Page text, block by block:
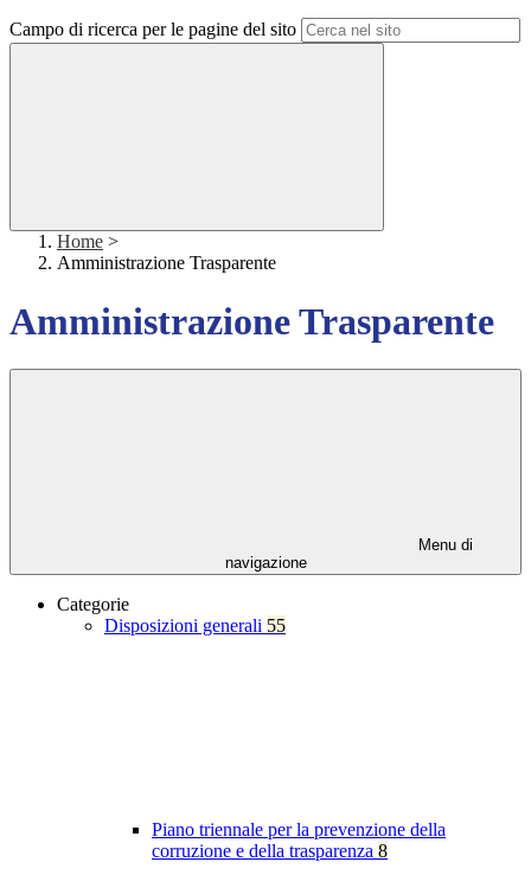
Campo di ricerca per le pagine del sito
Home >
Amministrazione Trasparente
Amministrazione Trasparente
Menu di
navigazione
Categorie
Disposizioni generali 55
Piano triennale per la prevenzione della
corruzione e della trasparenza 8